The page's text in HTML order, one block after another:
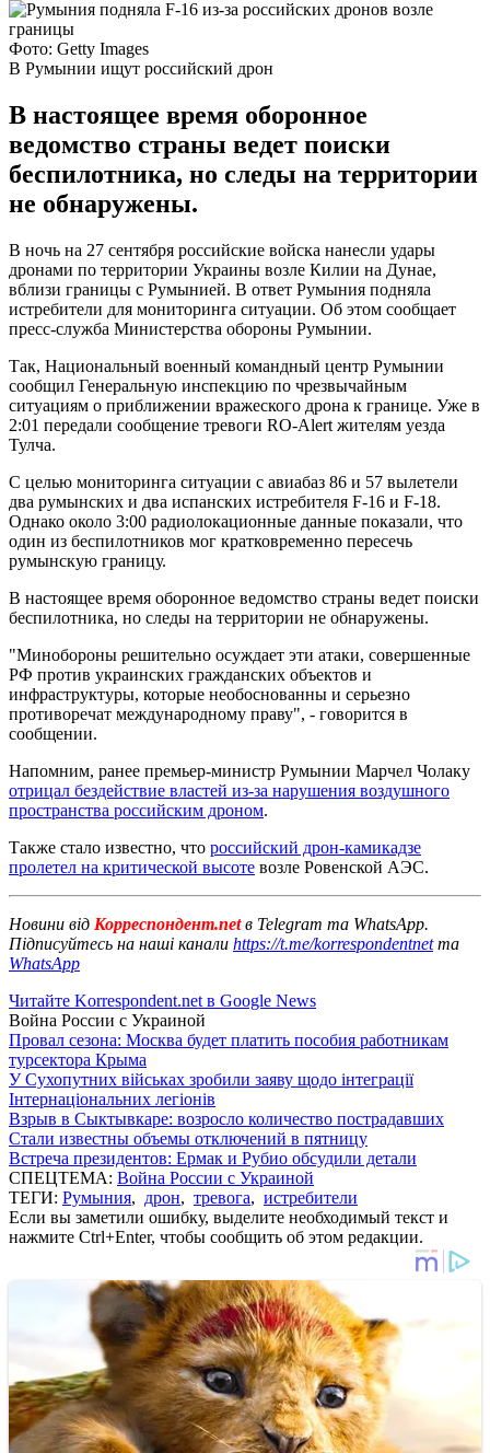
Фото: Getty Images
В Румынии ищут российский дрон
В настоящее время оборонное
ведомство страны ведет поиски
беспилотника, но следы на территории
не обнаружены.
В ночь на 27 сентября российские войска нанесли удары
дронами по территории Украины возле Килии на Дунае,
вблизи границы с Румынией. В ответ Румыния подняла
истребители для мониторинга ситуации. Об этом сообщает
пресс-служба Министерства обороны Румынии.
Так, Национальный военный командный центр Румынии
сообщил Генеральную инспекцию по чрезвычайным
ситуациям о приближении вражеского дрона к границе. Уже в
2:01 передали сообщение тревоги RO-Alert жителям уезда
Тулча.
С целью мониторинга ситуации с авиабаз 86 и 57 вылетели
два румынских и два испанских истребителя F-16 и F-18.
Однако около 3:00 радиолокационные данные показали, что
один из беспилотников мог кратковременно пересечь
румынскую границу.
В настоящее время оборонное ведомство страны ведет поиски
беспилотника, но следы на территории не обнаружены.
"Минобороны решительно осуждает эти атаки, совершенные
РФ против украинских гражданских объектов и
инфраструктуры, которые необоснованны и серьезно
противоречат международному праву", - говорится в
сообщении.
Напомним, ранее премьер-министр Румынии Марчел Чолаку
отрицал бездействие властей из-за нарушения воздушного
пространства российским дроном.
Также стало известно, что российский дрон-камикадзе
пролетел на критической высоте возле Ровенской АЭС.
Новини від Корреспондент.netв Telegram та WhatsApp.
Підписуйтесь на наші канали https://t.me/korrespondentnetта
WhatsApp
Читайте Korrespondent.net в Google News
Война России с Украиной
Провал сезона: Москва будет платить пособия работникам
турсектора Крыма
У Сухопутних військах зробили заяву щодо інтеграції
Інтернаціональних легіонів
Взрыв в Сыктывкаре: возросло количество пострадавших
Стали известны объемы отключений в пятницу
Встреча президентов: Ермак и Рубио обсудили детали
СПЕЦТЕМА: Война России с Украиной
ТЕГИ: Румыния, дрон, тревога, истребители
Если вы заметили ошибку, выделите необходимый текст и
нажмите Ctrl+Enter, чтобы сообщить об этом редакции.